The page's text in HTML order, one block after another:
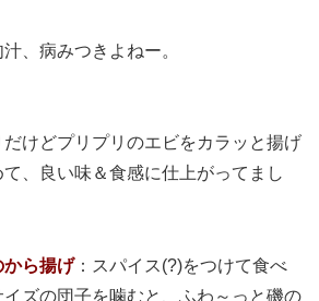
、病みつきよねー。
だけどプリプリのエビをカラッと揚げ
、良い味＆食感に仕上がってまし
から揚げ：スパイス(?)をつけて食べ
ズの団子を噛むと、ふわ～っと磯の